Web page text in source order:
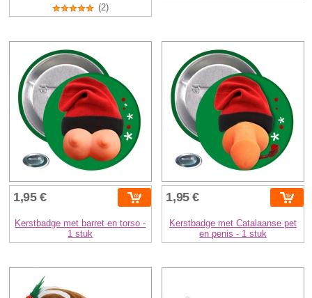
(2)
1,95 €
Kerstbadge met barret en torso -
1 stuk
1,95 €
Kerstbadge met Catalaanse pet
en penis - 1 stuk